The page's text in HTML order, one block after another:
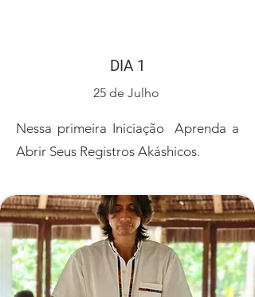
DIA 1
25 de Julho
Nessa primeira Iniciação Aprenda a
Abrir Seus Registros Akáshicos.